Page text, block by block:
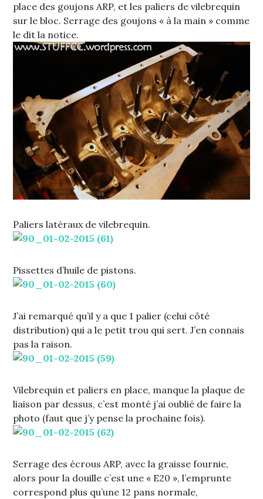
place des goujons ARP, et les paliers de vilebrequin
sur le bloc. Serrage des goujons « à la main » comme
le dit la notice.
Paliers latéraux de vilebrequin.
Pissettes d’huile de pistons.
J’ai remarqué qu’il y a que 1 palier (celui côté
distribution) qui a le petit trou qui sert. J’en connais
pas la raison.
Vilebrequin et paliers en place, manque la plaque de
liaison par dessus, c’est monté j’ai oublié de faire la
photo (faut que j’y pense la prochaine fois).
Serrage des écrous ARP, avec la graisse fournie,
alors pour la douille c’est une « E20 », l’emprunte
correspond plus qu’une 12 pans normale,